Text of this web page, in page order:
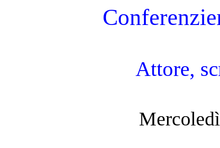
Attore,